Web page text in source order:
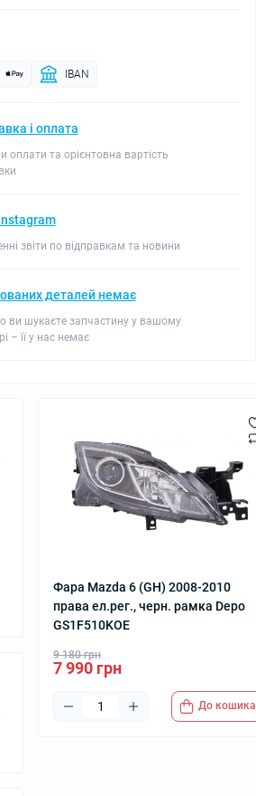
IBAN
і оплата
оплати та орієнтовна вартість
звіти по відправкам та новини
деталей немає
ви шукаєте запчастину у вашому
– її у нас немає
Фара Mazda 6 (GH) 2008-2010
права ел.рег., черн. рамка Depo
GS1F510KOE
9 180 грн
7 990 грн
До кошика